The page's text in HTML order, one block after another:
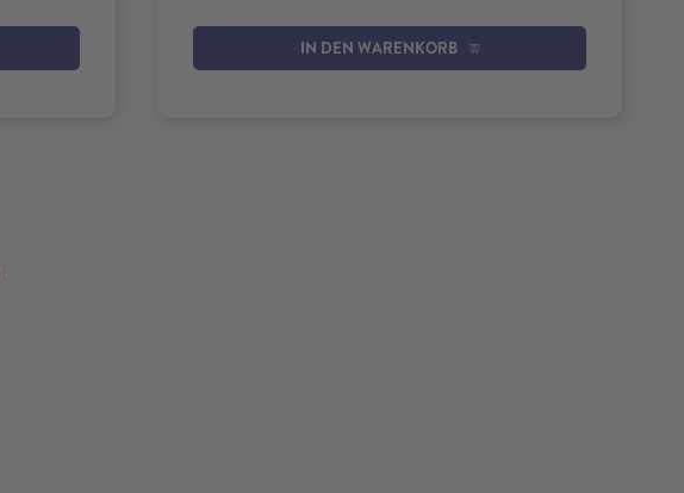
IN DEN WARENKORB